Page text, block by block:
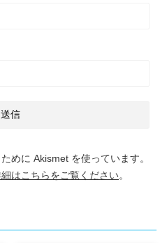
めに Akismet を使っています。
はこちらをご覧ください。